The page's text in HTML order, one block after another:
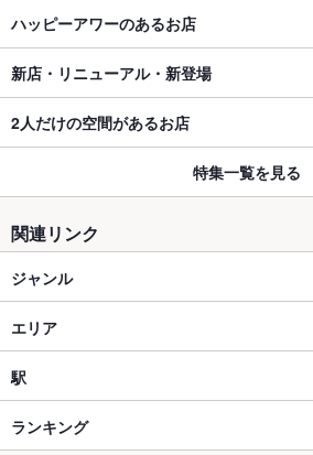
ハッピーアワーのあるお店
新店・リニューアル・新登場
2人だけの空間があるお店
特集一覧を見る
関連リンク
ジャンル
和食
寿司
札幌（札幌駅・大通） × 和食
エリア
札幌駅
札幌駅 × 和食
駅
札幌駅
ランキング